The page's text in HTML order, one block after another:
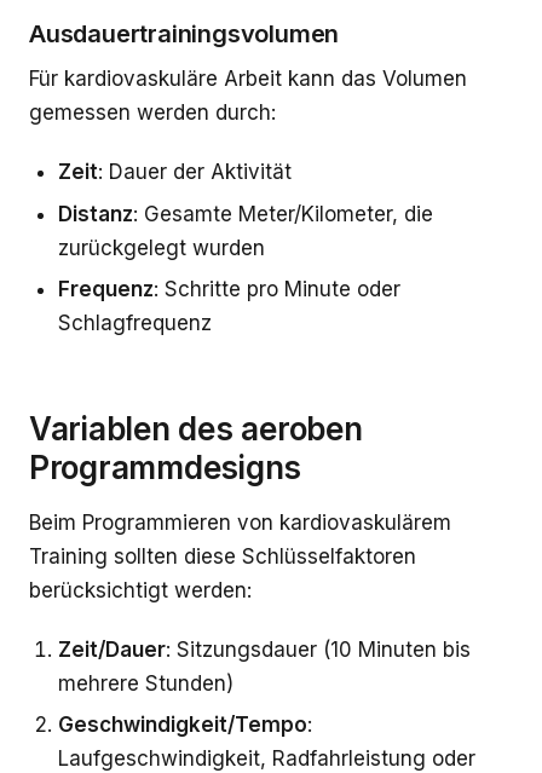
Ausdauertrainingsvolumen
Für kardiovaskuläre Arbeit kann das Volumen
gemessen werden durch:
Zeit: Dauer der Aktivität
Distanz: Gesamte Meter/Kilometer, die
zurückgelegt wurden
Frequenz: Schritte pro Minute oder
Schlagfrequenz
Variablen des aeroben
Programmdesigns
Beim Programmieren von kardiovaskulärem
Training sollten diese Schlüsselfaktoren
berücksichtigt werden:
Zeit/Dauer: Sitzungsdauer (10 Minuten bis
mehrere Stunden)
Geschwindigkeit/Tempo:
Laufgeschwindigkeit, Radfahrleistung oder